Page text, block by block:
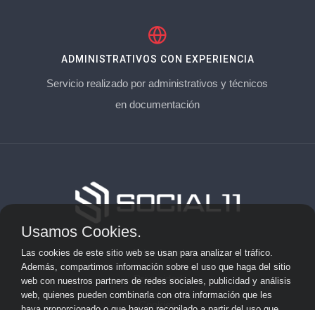
ADMINISTRATIVOS CON EXPERIENCIA
Servicio realizado por administrativos y técnicos
en documentación
Aviso Legal
Privacidad
Cookies
Usamos Cookies.
Las cookies de este sitio web se usan para analizar el tráfico.
Además, compartimos información sobre el uso que haga del sitio
web con nuestros partners de redes sociales, publicidad y análisis
web, quienes pueden combinarla con otra información que les